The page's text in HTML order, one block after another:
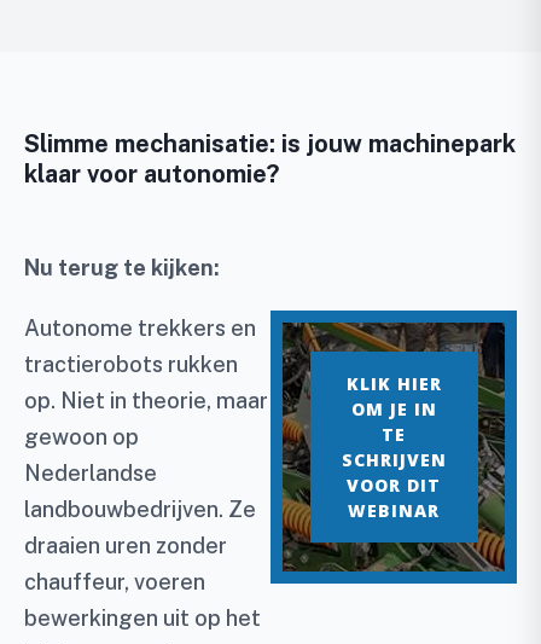
Slimme mechanisatie: is jouw machinepark
klaar voor autonomie?
Nu terug te kijken:
Autonome trekkers en
tractierobots rukken
op. Niet in theorie, maar
gewoon op
Nederlandse
landbouwbedrijven. Ze
draaien uren zonder
chauffeur, voeren
bewerkingen uit op het